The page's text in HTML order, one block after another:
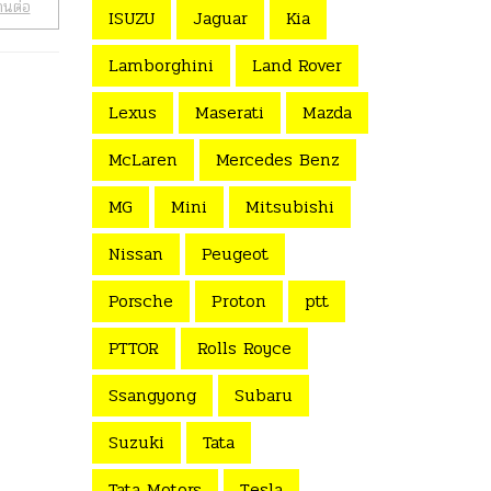
นต่อ ISUZU Jaguar
Kia
Lamborghini
Land Rover
Lexus
Maserati
Mazda
McLaren
Mercedes Benz
MG
Mini
Mitsubishi
Nissan
Peugeot
Porsche
Proton
ptt
PTTOR
Rolls Royce
Ssangyong
Subaru
Suzuki
Tata